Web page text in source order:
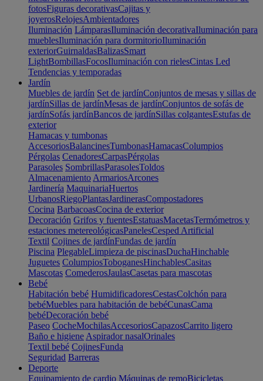
fotosFiguras decorativasCajitas y
joyerosRelojesAmbientadores
Iluminación LámparasIluminación decorativaIluminación para
mueblesIluminación para dormitorioIluminación
exteriorGuirnaldasBalizasSmart
LightBombillasFocosIluminación con rielesCintas Led
Tendencias y temporadas
Jardín
Muebles de jardín Set de jardínConjuntos de mesas y sillas de
jardínSillas de jardínMesas de jardínConjuntos de sofás de
jardínSofás jardínBancos de jardínSillas colgantesEstufas de
exterior
Hamacas y tumbonas
AccesoriosBalancinesTumbonasHamacasColumpios
Pérgolas CenadoresCarpasPérgolas
Parasoles SombrillasParasolesToldos
Almacenamiento ArmariosArcones
Jardinería MaquinariaHuertos
UrbanosRiegoPlantasJardinerasCompostadores
Cocina BarbacoasCocina de exterior
Decoración Grifos y fuentesEstatuasMacetasTermómetros y
estaciones metereológicasPanelesCesped Artificial
Textil Cojines de jardínFundas de jardín
Piscina PlegableLimpieza de piscinasDuchaHinchable
Juguetes ColumpiosToboganesHinchablesCasitas
Mascotas ComederosJaulasCasetas para mascotas
Bebé
Habitación bebé HumidificadoresCestasColchón para
bebéMuebles para habitación de bebéCunasCama
bebéDecoración bebé
Paseo CocheMochilasAccesoriosCapazosCarrito ligero
Baño e higiene Aspirador nasalOrinales
Textil bebé CojinesFunda
Seguridad Barreras
Deporte
Equipamiento de cardio Máquinas de remoBicicletas